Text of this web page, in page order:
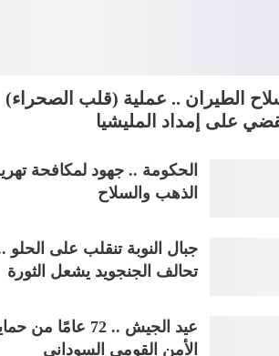
الطيران .. عملية (قلب الصحراء)
على إمداد المليشيا
الحكومة .. جهود لمكافحة
الذهب والسلاح
جبال النوبة تنقلب على الحلو
تحالف الجنجويد يشعل الثورة
عيد الجيش .. 72 عامًا من
الأمن القومي السوداني